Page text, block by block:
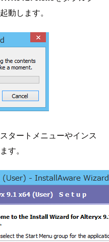
動します。
タートメニューやインス
す。